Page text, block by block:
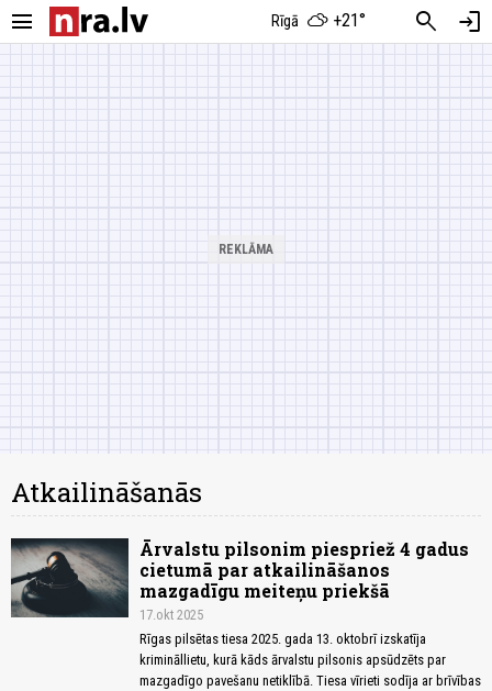
menu Rīgā +21° search login
Atkailināšanās
Ārvalstu pilsonim piespriež 4 gadus
cietumā par atkailināšanos
mazgadīgu meiteņu priekšā
17.okt 2025
Rīgas pilsētas tiesa 2025. gada 13. oktobrī izskatīja
krimināllietu, kurā kāds ārvalstu pilsonis apsūdzēts par
mazgadīgo pavešanu netiklībā. Tiesa vīrieti sodīja ar brīvības